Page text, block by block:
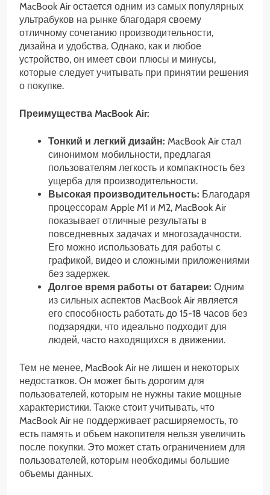
MacBook Air остается одним из самых популярных
ультрабуков на рынке благодаря своему
отличному сочетанию производительности,
дизайна и удобства. Однако, как и любое
устройство, он имеет свои плюсы и минусы,
которые следует учитывать при принятии решения
о покупке.
Преимущества MacBook Air:
Тонкий и легкий дизайн: MacBook Air стал
синонимом мобильности, предлагая
пользователям легкость и компактность без
ущерба для производительности.
Высокая производительность: Благодаря
процессорам Apple M1 и M2, MacBook Air
показывает отличные результаты в
повседневных задачах и многозадачности.
Его можно использовать для работы с
графикой, видео и сложными приложениями
без задержек.
Долгое время работы от батареи: Одним
из сильных аспектов MacBook Air является
его способность работать до 15-18 часов без
подзарядки, что идеально подходит для
людей, часто находящихся в движении.
Тем не менее, MacBook Air не лишен и некоторых
недостатков. Он может быть дорогим для
пользователей, которым не нужны такие мощные
характеристики. Также стоит учитывать, что
MacBook Air не поддерживает расширяемость, то
есть память и объем накопителя нельзя увеличить
после покупки. Это может стать ограничением для
пользователей, которым необходимы большие
объемы данных.